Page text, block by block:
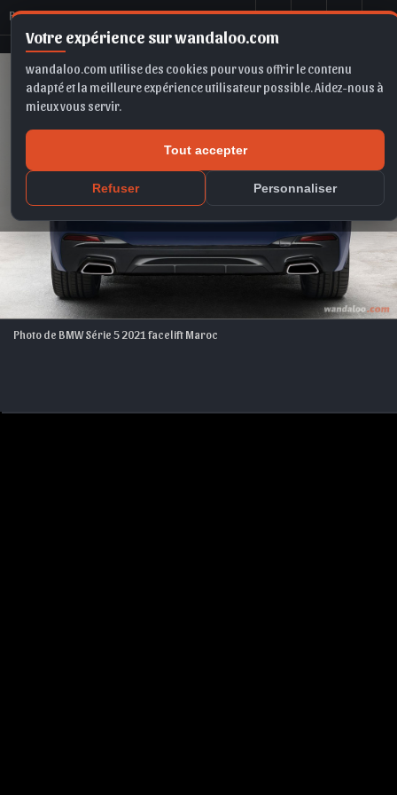
Votre expérience sur wandaloo.com
wandaloo.com utilise des cookies pour vous offrir le contenu
adapté et la meilleure expérience utilisateur possible. Aidez-nous à
mieux vous servir.
Tout accepter
Refuser Personnaliser
BMW Série 5 2021 facelift Maroc
Photo de BMW Série 5 2021 facelift Maroc